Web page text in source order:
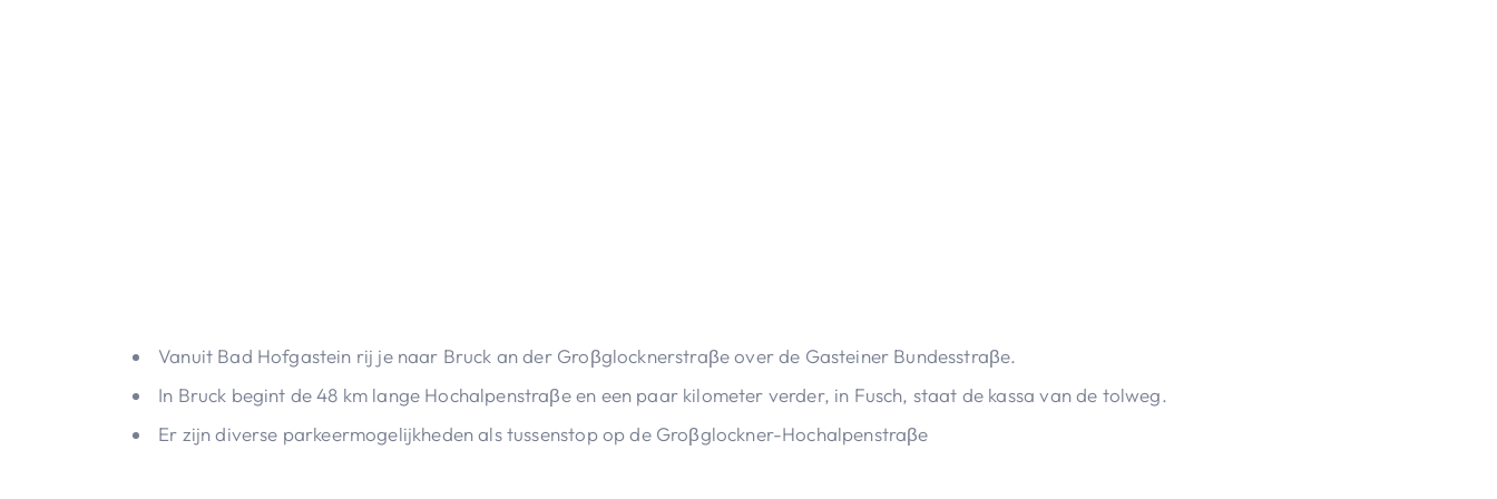
Vanuit Bad Hofgastein rij je naar Bruck an der Groβglocknerstraβe over de Gasteiner Bundesstraβe.
In Bruck begint de 48 km lange Hochalpenstraβe en een paar kilometer verder, in Fusch, staat de kassa van de tolweg.
Er zijn diverse parkeermogelijkheden als tussenstop op de Groβglockner-Hochalpenstraβe